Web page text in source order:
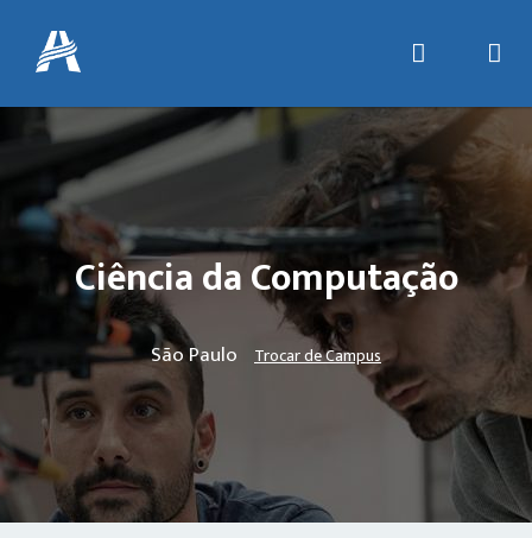
Ciência da Computação
São Paulo Trocar de Campus